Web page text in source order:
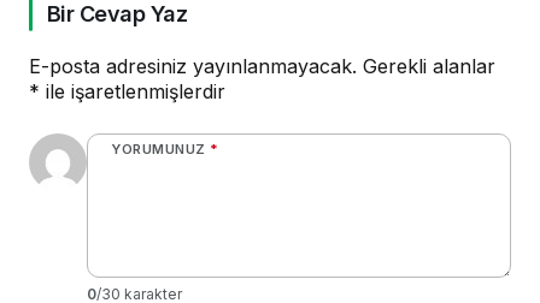
Bir Cevap Yaz
E-posta adresiniz yayınlanmayacak. Gerekli alanlar
* ile işaretlenmişlerdir
YORUMUNUZ *
0/30 karakter